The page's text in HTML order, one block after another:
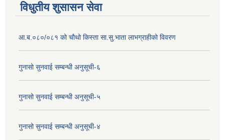
विधुतीय शुसासन सेवा
आ.ब.०८०/०८१ को चौथो किस्ता सा.सु.भाता लाभग्राहीको विवरण
गुनासो सुनवाई सम्बन्धी अनुसूची-६
गुनासो सुनवाई सम्बन्धी अनुसूची-५
गुनासो सुनवाई सम्बन्धी अनुसूची-४